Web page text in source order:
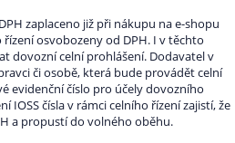
zaplaceno již při nákupu na e-shopu
řízení osvobozeny od DPH. I v těchto
dovozní celní prohlášení. Dodavatel v
či osobě, která bude provádět celní
evidenční číslo pro účely dovozního
IOSS čísla v rámci celního řízení zajistí, že
a propustí do volného oběhu.